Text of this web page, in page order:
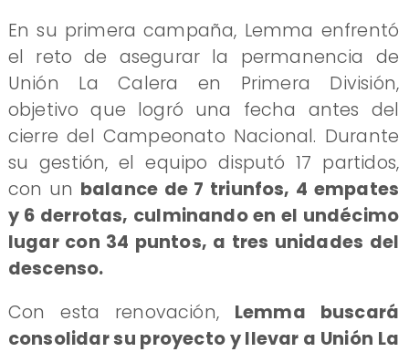
En su primera campaña, Lemma enfrentó
el reto de asegurar la permanencia de
Unión La Calera en Primera División,
objetivo que logró una fecha antes del
cierre del Campeonato Nacional. Durante
su gestión, el equipo disputó 17 partidos,
con un balance de 7 triunfos, 4 empates
y 6 derrotas, culminando en el undécimo
lugar con 34 puntos, a tres unidades del
descenso.
Con esta renovación, Lemma buscará
consolidar su proyecto y llevar a Unión La